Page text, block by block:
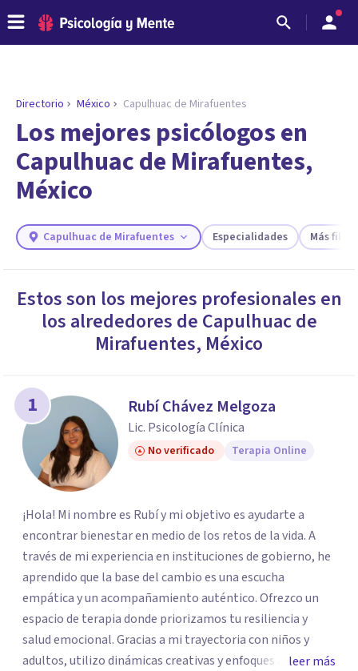
ENCONTRAR MI TERAPEUTA
¿Necesitas ayuda para encontrar el
psicólogo adecuado?
Responde a unas breves preguntas y te ofreceremos
los profesionales que más se ajustan a tus
Responder cuestionario
Directorio México Capulhuac de Mirafuentes
Los mejores psicólogos en
Capulhuac de Mirafuentes,
México
Capulhuac de Mirafuentes Especialidades Más
Estos son los mejores profesionales en
los alrededores de Capulhuac de
Mirafuentes, México
1 Rubí Chávez Melgoza
Lic. Psicología Clínica
No verificado Terapia Online
¡Hola! Mi nombre es Rubí y mi objetivo es ayudarte a
encontrar bienestar en medio de los retos de la vida. A
través de mi experiencia en instituciones de gobierno, he
aprendido que la base del cambio es una escucha
empática y un acompañamiento auténtico. ​Ofrezco un
espacio de terapia donde priorizamos tu resiliencia y
salud emocional. Gracias a mi trayectoria con niños y
adultos, utilizo dinámicas creativas y enfoques adaptados
leer más